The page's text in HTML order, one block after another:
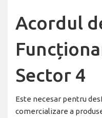
Acordul
Sector 4
Este necesar pentru
comercializare a